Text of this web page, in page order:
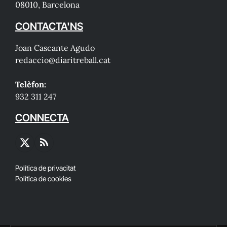
08010, Barcelona
CONTACTA'NS
Joan Cascante Agudo
redaccio@diaritreball.cat
Telèfon:
932 311 247
CONNECTA
X
RSS
Política de privacitat
Política de cookies